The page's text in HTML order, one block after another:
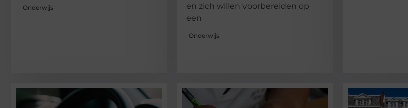
Onderwijs
en zich willen voorbereiden op
een
Onderwijs